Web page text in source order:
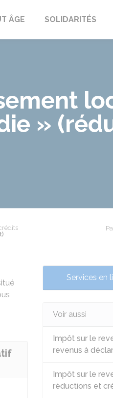
ÂGE SOLIDARITÉS
»
Services en
Voir aussi
Impôt sur le
revenus à
Impôt sur le
réductions et